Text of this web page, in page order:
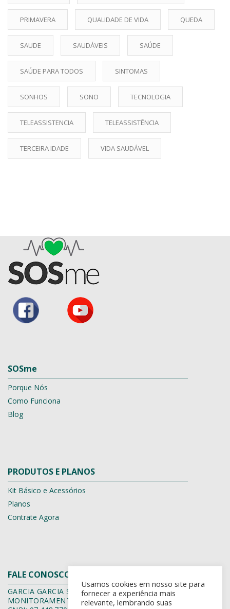
PRIMAVERA QUALIDADE DE VIDA QUEDA
SAUDE SAUDÁVEIS SAÚDE
SAÚDE PARA TODOS SINTOMAS
SONHOS SONO TECNOLOGIA
TELEASSISTENCIA TELEASSISTÊNCIA
TERCEIRA IDADE VIDA SAUDÁVEL
SOSme
Porque Nós
Como Funciona
Blog
PRODUTOS E PLANOS
Kit Básico e Acessórios
Planos
Contrate Agora
FALE CONOSCO
GARCIA GARCIA SERVIÇOS DE
MONITORAMENTOS ELETRÔNICOS EIRELI EPP
Usamos cookies em nosso site para
fornecer a experiência mais
relevante, lembrando suas